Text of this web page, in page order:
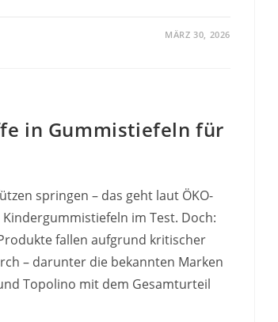
MÄRZ 30, 2026
in Gummistiefeln für
springen – das geht laut ÖKO-
Kindergummistiefeln im Test. Doch:
fallen aufgrund kritischer
– darunter die bekannten Marken
Topolino mit dem Gesamturteil